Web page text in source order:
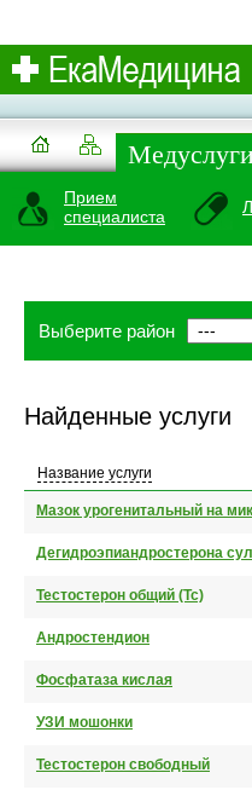
Прием
специалиста
Выберите район
Найденные услуги
Название услуги
Мазок урогенитальный на
Дегидроэпиандростерона
Тестостерон общий (Тс)
Андростендион
Фосфатаза кислая
УЗИ мошонки
Тестостерон свободный